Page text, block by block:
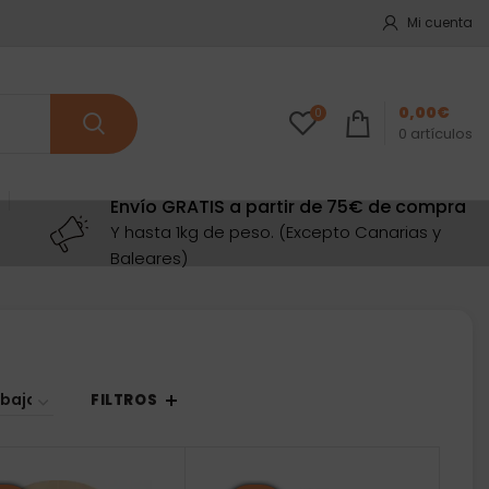
Mi cuenta
0
0 artículos
0,00€
Envío GRATIS a partir de 75€ de compra
Y hasta 1kg de peso. (Excepto Canarias y
Baleares)
FILTROS